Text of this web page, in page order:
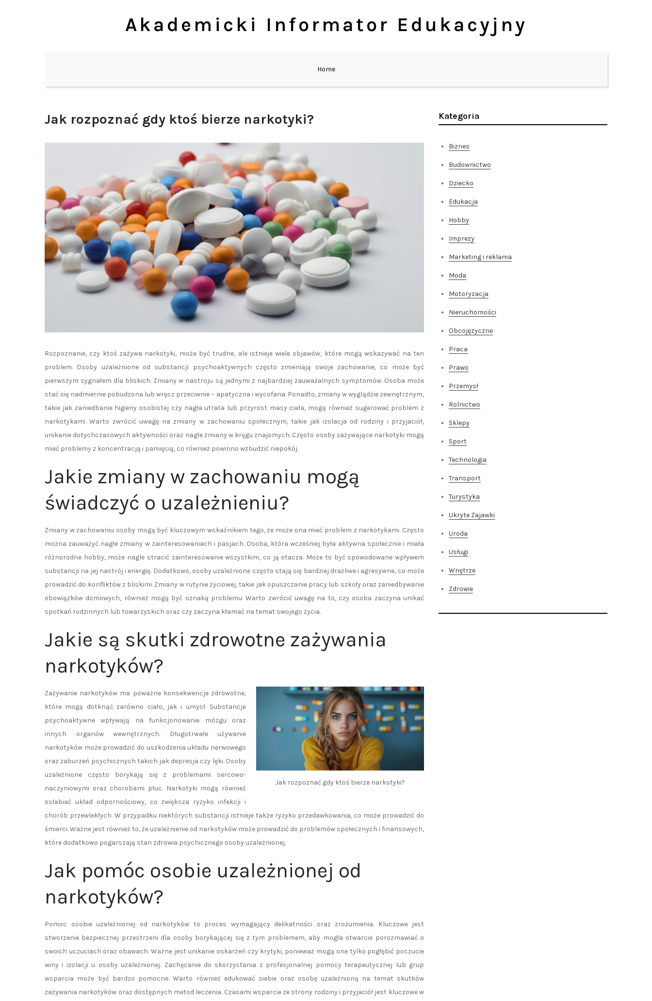
Akademicki Informator Edukacyjny
Home
Jak rozpoznać gdy ktoś bierze narkotyki?
Rozpoznanie, czy ktoś zażywa narkotyki, może być trudne, ale istnieje wiele objawów, które mogą wskazywać na ten
problem. Osoby uzależnione od substancji psychoaktywnych często zmieniają swoje zachowanie, co może być
pierwszym sygnałem dla bliskich. Zmiany w nastroju są jednymi z najbardziej zauważalnych symptomów. Osoba może
stać się nadmiernie pobudzona lub wręcz przeciwnie – apatyczna i wycofana. Ponadto, zmiany w wyglądzie zewnętrznym,
takie jak zaniedbanie higieny osobistej czy nagła utrata lub przyrost masy ciała, mogą również sugerować problem z
narkotykami. Warto zwrócić uwagę na zmiany w zachowaniu społecznym, takie jak izolacja od rodziny i przyjaciół,
unikanie dotychczasowych aktywności oraz nagłe zmiany w kręgu znajomych. Często osoby zażywające narkotyki mogą
mieć problemy z koncentracją i pamięcią, co również powinno wzbudzić niepokój.
Jakie zmiany w zachowaniu mogą
świadczyć o uzależnieniu?
Zmiany w zachowaniu osoby mogą być kluczowym wskaźnikiem tego, że może ona mieć problem z narkotykami. Często
można zauważyć nagłe zmiany w zainteresowaniach i pasjach. Osoba, która wcześniej była aktywna społecznie i miała
różnorodne hobby, może nagle stracić zainteresowanie wszystkim, co ją otacza. Może to być spowodowane wpływem
substancji na jej nastrój i energię. Dodatkowo, osoby uzależnione często stają się bardziej drażliwe i agresywne, co może
prowadzić do konfliktów z bliskimi. Zmiany w rutynie życiowej, takie jak opuszczanie pracy lub szkoły oraz zaniedbywanie
obowiązków domowych, również mogą być oznaką problemu. Warto zwrócić uwagę na to, czy osoba zaczyna unikać
spotkań rodzinnych lub towarzyskich oraz czy zaczyna kłamać na temat swojego życia.
Jakie są skutki zdrowotne zażywania
narkotyków?
Jak rozpoznać gdy ktoś bierze narkotyki?
Zażywanie narkotyków ma poważne konsekwencje zdrowotne,
które mogą dotknąć zarówno ciało, jak i umysł. Substancje
psychoaktywne wpływają na funkcjonowanie mózgu oraz
innych organów wewnętrznych. Długotrwałe używanie
narkotyków może prowadzić do uszkodzenia układu nerwowego
oraz zaburzeń psychicznych takich jak depresja czy lęki. Osoby
uzależnione często borykają się z problemami sercowo-
naczyniowymi oraz chorobami płuc. Narkotyki mogą również
osłabiać układ odpornościowy, co zwiększa ryzyko infekcji i
chorób przewlekłych. W przypadku niektórych substancji istnieje także ryzyko przedawkowania, co może prowadzić do
śmierci. Ważne jest również to, że uzależnienie od narkotyków może prowadzić do problemów społecznych i finansowych,
które dodatkowo pogarszają stan zdrowia psychicznego osoby uzależnionej.
Jak pomóc osobie uzależnionej od
narkotyków?
Pomoc osobie uzależnionej od narkotyków to proces wymagający delikatności oraz zrozumienia. Kluczowe jest
stworzenie bezpiecznej przestrzeni dla osoby borykającej się z tym problemem, aby mogła otwarcie porozmawiać o
swoich uczuciach oraz obawach. Ważne jest unikanie oskarżeń czy krytyki, ponieważ mogą one tylko pogłębić poczucie
winy i izolacji u osoby uzależnionej. Zachęcanie do skorzystania z profesjonalnej pomocy terapeutycznej lub grup
wsparcia może być bardzo pomocne. Warto również edukować siebie oraz osobę uzależnioną na temat skutków
zażywania narkotyków oraz dostępnych metod leczenia. Czasami wsparcie ze strony rodziny i przyjaciół jest kluczowe w
Kategoria
Biznes
Budownictwo
Dziecko
Edukacja
Hobby
Imprezy
Marketing i reklama
Moda
Motoryzacja
Nieruchomości
Obcojęzyczne
Praca
Prawo
Przemysł
Rolnictwo
Sklepy
Sport
Technologia
Transport
Turystyka
Ukryte Zajawki
Uroda
Usługi
Wnętrze
Zdrowie